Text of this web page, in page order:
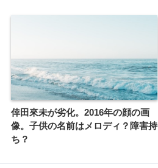
倖田來未が劣化。2016年の顔の画
像。子供の名前はメロディ？障害持
ち？